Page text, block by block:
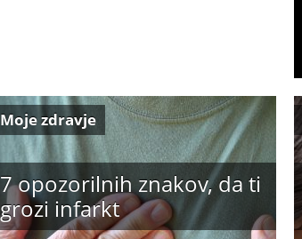
7 opozorilnih znakov, da ti
grozi infarkt
Moje zdravje